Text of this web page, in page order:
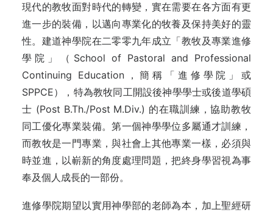
現代的教牧面對時代的轉變，實在需要在各方面有更
進一步的裝備，以邁向專業化的牧養及保持美好的靈
性。建道神學院在二零零九年成立「教牧及專業進修
學院」（School of Pastoral and Professional
Continuing Education，簡稱「進修學院」或
SPPCE），特為教牧同工開設後神學學士或後道學碩
士 (Post B.Th./Post M.Div.) 的在職訓練，協助教牧
同工優化專業裝備。第一個神學學位多屬通才訓練，
而教牧是一門專業，與社會上其他專業一樣，必須與
時並進，以嶄新的角度處理問題，把終身學習視為事
奉及個人成長的一部份。
進修學院期望以實用神學部的老師為本，加上聖經研